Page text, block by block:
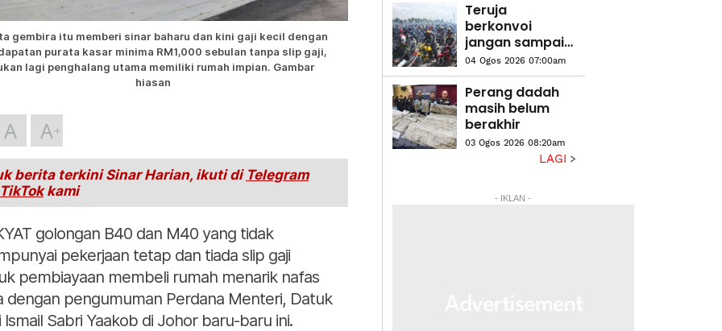
gembira itu memberi sinar baharu dan kini gaji kecil dengan
purata kasar minima RM1,000 sebulan tanpa slip gaji,
lagi penghalang utama memiliki rumah impian. Gambar
hiasan
A A
berita terkini Sinar Harian, ikuti di Telegram
TikTokkami
golongan B40 dan M40 yang tidak
pekerjaan tetap dan tiada slip gaji
pembiayaan membeli rumah menarik nafas
dengan pengumuman Perdana Menteri, Datuk
Ismail Sabri Yaakob di Johor baru-baru ini.
Teruja
berkonvoi
jangan sampai
hilang nyawa
04 Ogos 2026 07:00am
Perang dadah
masih belum
berakhir
03 Ogos 2026 08:20am
LAGI
- IKLAN -